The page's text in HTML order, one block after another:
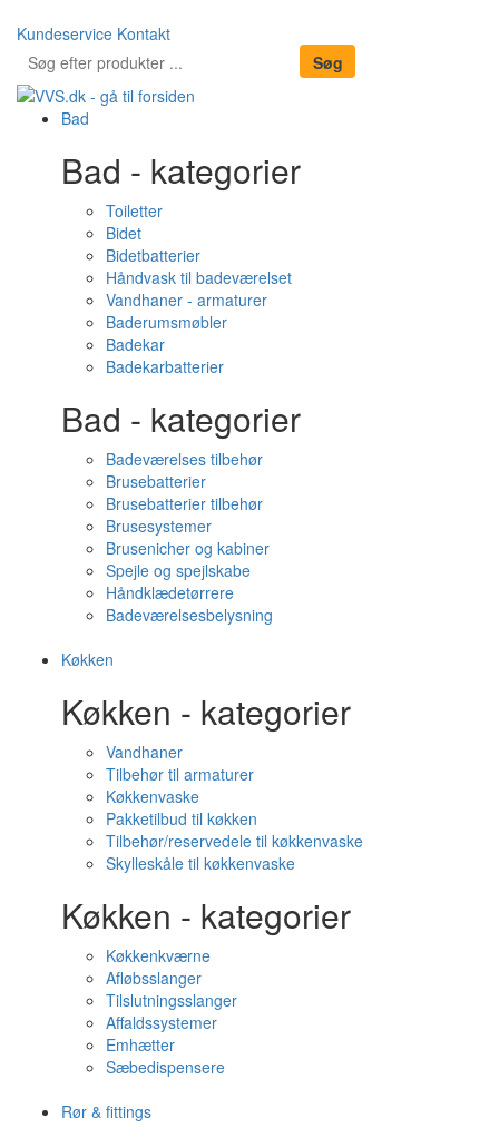
Kundeservice Kontakt
Bad
Bad - kategorier
Toiletter
Bidet
Bidetbatterier
Håndvask til badeværelset
Vandhaner - armaturer
Baderumsmøbler
Badekar
Badekarbatterier
Bad - kategorier
Badeværelses tilbehør
Brusebatterier
Brusebatterier tilbehør
Brusesystemer
Brusenicher og kabiner
Spejle og spejlskabe
Håndklædetørrere
Badeværelsesbelysning
Køkken
Køkken - kategorier
Vandhaner
Tilbehør til armaturer
Køkkenvaske
Pakketilbud til køkken
Tilbehør/reservedele til køkkenvaske
Skylleskåle til køkkenvaske
Køkken - kategorier
Køkkenkværne
Afløbsslanger
Tilslutningsslanger
Affaldssystemer
Emhætter
Sæbedispensere
Rør & fittings